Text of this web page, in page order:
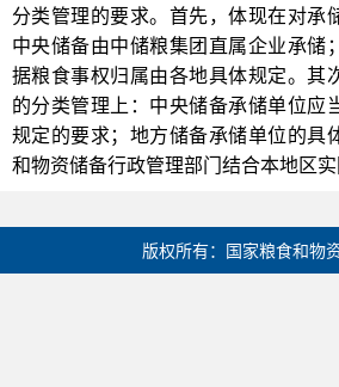
分类管理的要求。首先，体现在对承
中央储备由中储粮集团直属企业承储
据粮食事权归属由各地具体规定。其
的分类管理上：中央储备承储单位应
规定的要求；地方储备承储单位的具
和物资储备行政管理部门结合本地区实
版权所有：国家粮食和物